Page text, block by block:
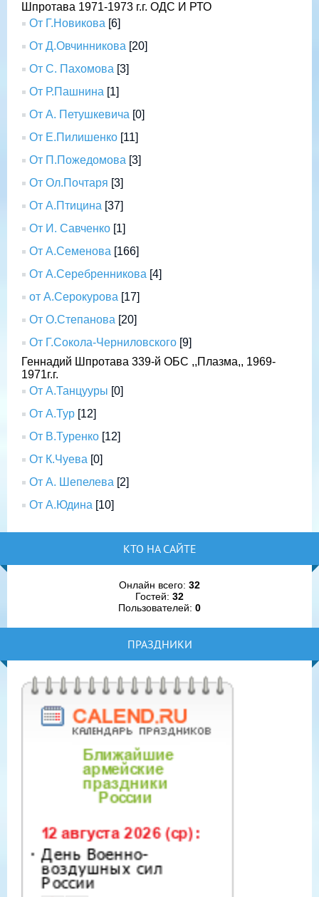
Шпротава 1971-1973 г.г. ОДС И РТО
От Г.Новикова [6]
От Д.Овчинникова [20]
От С. Пахомова [3]
От Р.Пашнина [1]
От А. Петушкевича [0]
От Е.Пилишенко [11]
От П.Пожедомова [3]
От Ол.Почтаря [3]
От А.Птицина [37]
От И. Савченко [1]
От А.Семенова [166]
От А.Серебренникова [4]
от А.Серокурова [17]
От О.Степанова [20]
От Г.Сокола-Черниловского [9]
Геннадий Шпротава 339-й ОБС ,,Плазма,, 1969-
1971г.г.
От А.Танцууры [0]
От А.Тур [12]
От В.Туренко [12]
От К.Чуева [0]
От А. Шепелева [2]
От А.Юдина [10]
КТО НА САЙТЕ
Онлайн всего: 32
Гостей: 32
Пользователей: 0
ПРАЗДНИКИ